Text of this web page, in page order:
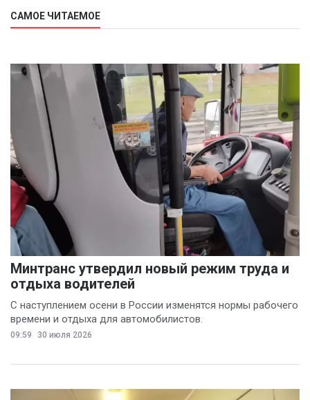
САМОЕ ЧИТАЕМОЕ
Минтранс утвердил новый режим труда и
отдыха водителей
С наступлением осени в России изменятся нормы рабочего
времени и отдыха для автомобилистов.
09:59 30 июля 2026